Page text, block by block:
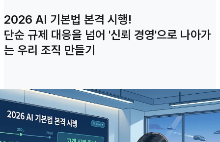
2026 AI 기본법 본격 시행!
단순 규제 대응을 넘어 '신뢰 경영'으로 나아가
는 우리 조직 만들기